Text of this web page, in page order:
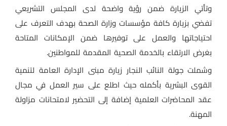
وتأتي الزيارة ضمن رؤية واضحة لدى المجلس التشريعي
تفضي بزيارة كافة مؤسسات وزارة الصحة بهدف التعرف على
احتياجاتها والعمل على توفيرها ضمن الإمكانات المتاحة
بغرض الارتقاء بالخدمة الصحية المقدمة للمواطنين.
وشملت جولة النائب النجار زيارة مبنى الإدارة العامة لتنمية
القوى البشرية بأكمله حيث اطلع على سير العمل في مجال
عقد المحاضرات العلمية إضافة إلى التحضير لامتحانات مزاولة
المهنة.